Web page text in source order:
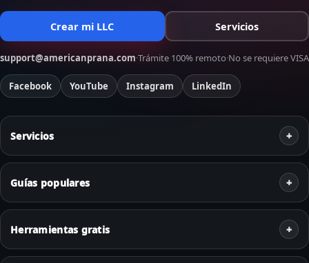
Crear mi LLC Servicios
support@americanprana.com·Trámite 100% remoto·No se requiere VISA
Facebook YouTube Instagram LinkedIn
Servicios
Guías populares
Herramientas gratis